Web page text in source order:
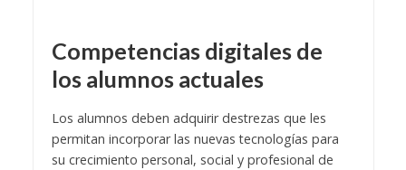
Competencias digitales de
los alumnos actuales
Los alumnos deben adquirir destrezas que les
permitan incorporar las nuevas tecnologías para
su crecimiento personal, social y profesional de